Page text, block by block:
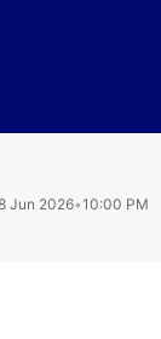
Jun 2026•10:00 PM